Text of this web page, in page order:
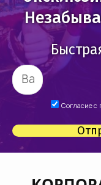
Согласие с